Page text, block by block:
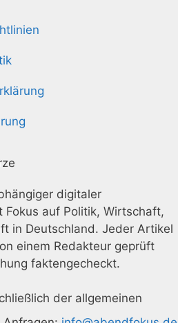
digitaler
auf Politik, Wirtschaft,
in Deutschland. Jeder Artikel
einem Redakteur geprüft
faktengecheckt.
der allgemeinen